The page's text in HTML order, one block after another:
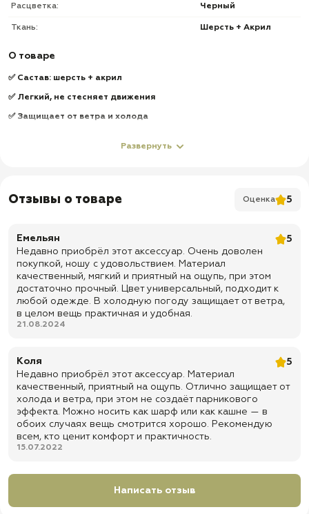
Расцветка: Черный
Ткань: Шерсть + Акрил
О товаре
✅ Састав: шерсть + акрил
✅ Легкий, не стесняет движения
✅ Защищает от ветра и холода
Развернуть
Отзывы о товаре Оценка 5
Емельян
5
Недавно приобрёл этот аксессуар. Очень доволен
покупкой, ношу с удовольствием. Материал
качественный, мягкий и приятный на ощупь, при этом
достаточно прочный. Цвет универсальный, подходит к
любой одежде. В холодную погоду защищает от ветра,
в целом вещь практичная и удобная.
21.08.2024
Коля
5
Недавно приобрёл этот аксессуар. Материал
качественный, приятный на ощупь. Отлично защищает от
холода и ветра, при этом не создаёт парникового
эффекта. Можно носить как шарф или как кашне — в
обоих случаях вещь смотрится хорошо. Рекомендую
всем, кто ценит комфорт и практичность.
15.07.2022
Написать отзыв